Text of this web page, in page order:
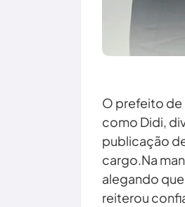
O prefeito de
como Didi,
publicação
cargo.Na
alegando
reiterou